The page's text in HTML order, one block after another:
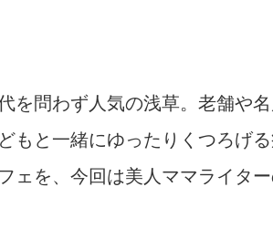
問わず人気の浅草。老舗や
と一緒にゆったりくつろげ
を、今回は美人ママライタ